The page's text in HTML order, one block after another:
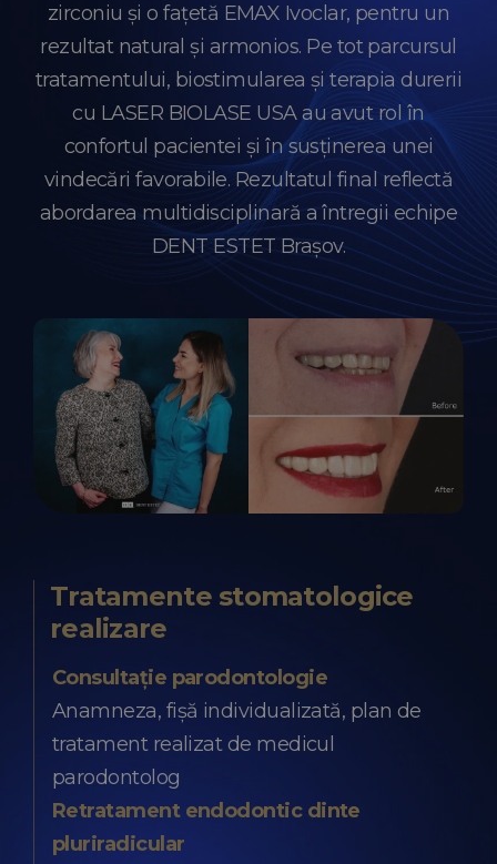
zirconiu și o fațetă EMAX Ivoclar, pentru un
rezultat natural și armonios. Pe tot parcursul
tratamentului, biostimularea și terapia durerii
cu LASER BIOLASE USA au avut rol în
confortul pacientei și în susținerea unei
vindecări favorabile. Rezultatul final reflectă
abordarea multidisciplinară a întregii echipe
DENT ESTET Brașov.
Tratamente stomatologice
realizare
Consultație parodontologie
Anamneza, fișă individualizată, plan de
tratament realizat de medicul
parodontolog
Retratament endodontic dinte
pluriradicular